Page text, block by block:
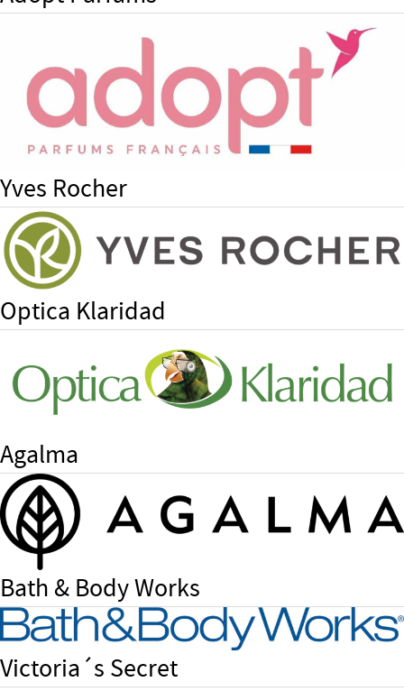
Yves Rocher
Optica Klaridad
Agalma
Bath & Body Works
Victoria´s Secret